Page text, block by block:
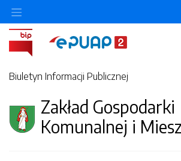
Biuletyn Informacji Publicznej
Zakład Gospodarki
Komunalnej i